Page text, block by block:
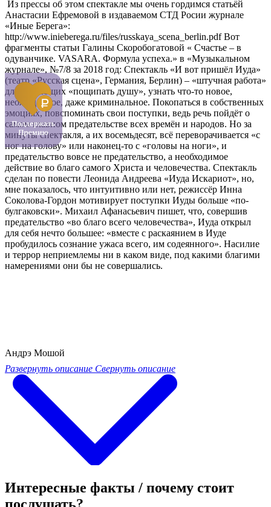
Из прессы об этом спектакле мы очень гордимся статьёй
Анастасии Ефремовой в издаваемом СТД Росии журнале
«Иные Берега»:
http://www.inieberega.ru/files/russkaya_scena_berlin.pdf Вот
фрагменты статьи Галины Скоробогатовой « Счастье – в
одуванчике. VASARA. Формула успеха.» в «Музыкальном
журнале», №7/8 за 2018 год: Спектакль «И вот пришёл Иуда»
(театр «Русская сцена», Германия, Берлин) – «штучная работа»
для желающих «пощипать душу», узнать что-то новое,
неожиданное, даже криминальное. Покопаться в собственных
эмоциях, повспоминать свои поступки, ведь речь пойдёт о
самом главном предательстве всех времён и народов. Но за
минуты спектакля, а их восемьдесят, всё переворачивается «с
ног на голову» или наконец-то с «головы на ноги», и
предательство вовсе не предательство, а необходимое
действие во благо самого Христа и человечества. Спектакль
сделан по повести Леонида Андреева «Иуда Искариот», но,
мне показалось, что интуитивно или нет, режиссёр Инна
Соколова-Гордон мотивирует поступки Иуды больше «по-
булгаковски». Михаил Афанасьевич пишет, что, совершив
предательство «во благо всего человечества», Иуда открыл
для себя нечто большее: «вместе с раскаянием в Иуде
пробудилось сознание ужаса всего, им содеянного». Насилие
и террор неприемлемы ни в каком виде, под какими благими
намерениями они бы не совершались.
Андрэ Мошой
Развернуть описание Свернуть описание
Интересные факты / почему стоит
послушать?